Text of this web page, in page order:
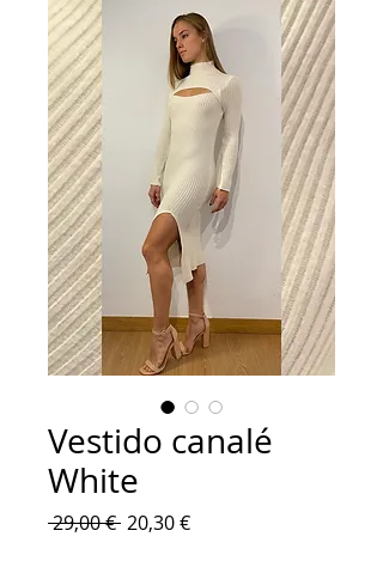
Vestido canalé
White
29,00 € Precio
20,30 €Precio